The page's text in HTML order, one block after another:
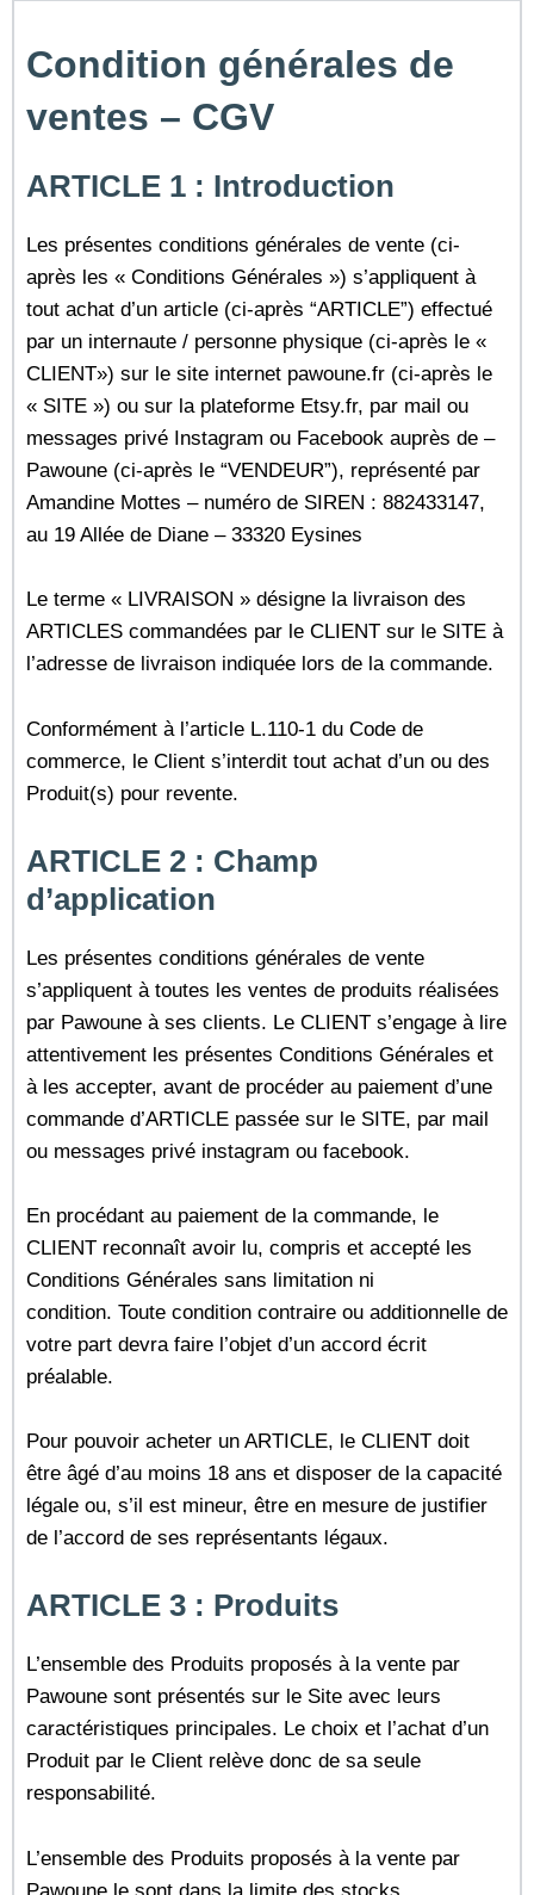
Condition générales de
ventes – CGV
ARTICLE 1 : Introduction
Les présentes conditions générales de vente (ci-
après les « Conditions Générales ») s’appliquent à
tout achat d’un article (ci-après “ARTICLE”) effectué
par un internaute / personne physique (ci-après le «
CLIENT») sur le site internet pawoune.fr (ci-après le
« SITE ») ou sur la plateforme Etsy.fr, par mail ou
messages privé Instagram ou Facebook auprès de –
Pawoune (ci-après le “VENDEUR”), représenté par
Amandine Mottes – numéro de SIREN : 882433147,
au 19 Allée de Diane – 33320 Eysines
Le terme « LIVRAISON » désigne la livraison des
ARTICLES commandées par le CLIENT sur le SITE à
l’adresse de livraison indiquée lors de la commande.
Conformément à l’article L.110-1 du Code de
commerce, le Client s’interdit tout achat d’un ou des
Produit(s) pour revente.
ARTICLE 2 : Champ
d’application
Les présentes conditions générales de vente
s’appliquent à toutes les ventes de produits réalisées
par Pawoune à ses clients. Le CLIENT s’engage à lire
attentivement les présentes Conditions Générales et
à les accepter, avant de procéder au paiement d’une
commande d’ARTICLE passée sur le SITE, par mail
ou messages privé instagram ou facebook.
En procédant au paiement de la commande, le
CLIENT reconnaît avoir lu, compris et accepté les
Conditions Générales sans limitation ni
condition. Toute condition contraire ou additionnelle de
votre part devra faire l’objet d’un accord écrit
préalable.
Pour pouvoir acheter un ARTICLE, le CLIENT doit
être âgé d’au moins 18 ans et disposer de la capacité
légale ou, s’il est mineur, être en mesure de justifier
de l’accord de ses représentants légaux.
ARTICLE 3 : Produits
L’ensemble des Produits proposés à la vente par
Pawoune sont présentés sur le Site avec leurs
caractéristiques principales. Le choix et l’achat d’un
Produit par le Client relève donc de sa seule
responsabilité.
L’ensemble des Produits proposés à la vente par
Pawoune le sont dans la limite des stocks